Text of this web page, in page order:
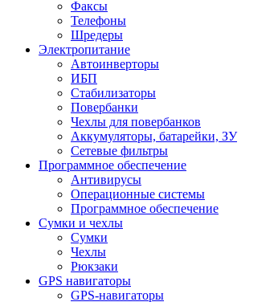
Факсы
Телефоны
Шредеры
Электропитание
Автоинверторы
ИБП
Стабилизаторы
Повербанки
Чехлы для повербанков
Аккумуляторы, батарейки, ЗУ
Сетевые фильтры
Программное обеспечение
Антивирусы
Операционные системы
Программное обеспечение
Сумки и чехлы
Сумки
Чехлы
Рюкзаки
GPS навигаторы
GPS-навигаторы